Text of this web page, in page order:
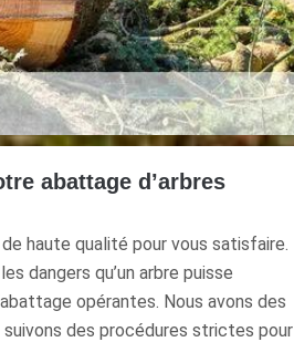
abattage d’arbres
haute qualité pour vous satisfaire.
dangers qu’un arbre puisse
opérantes. Nous avons des
des procédures strictes pour